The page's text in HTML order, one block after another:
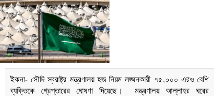
ইকনা- সৌদি স্বরাষ্ট্র মন্ত্রণালয় হজ নিয়ম লঙ্ঘনকারী ৭৫,০০০ এরও বেশি
ব্যক্তিকে গ্রেপ্তারের ঘোষণা দিয়েছে। মন্ত্রণালয় আল্লাহর ঘরের